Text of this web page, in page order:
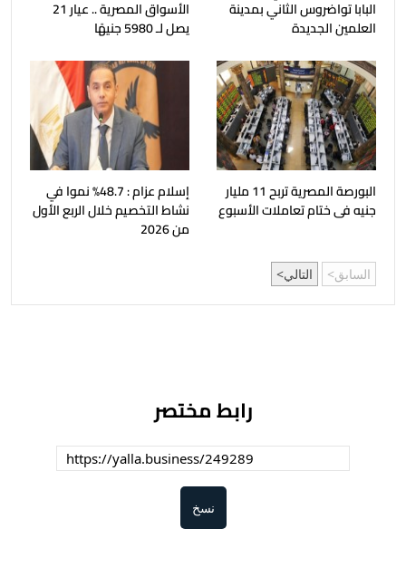
البابا تواضروس الثاني بمدينة
العلمين الجديدة
الأسواق المصرية .. عيار 21
يصل لـ 5980 جنيهًا
البورصة المصرية تربح 11 مليار
جنيه فى ختام تعاملات الأسبوع
إسلام عزام : 48.7% نموا في
نشاط التخصيم خلال الربع الأول
من 2026
السابق التالي
رابط مختصر
نسخ